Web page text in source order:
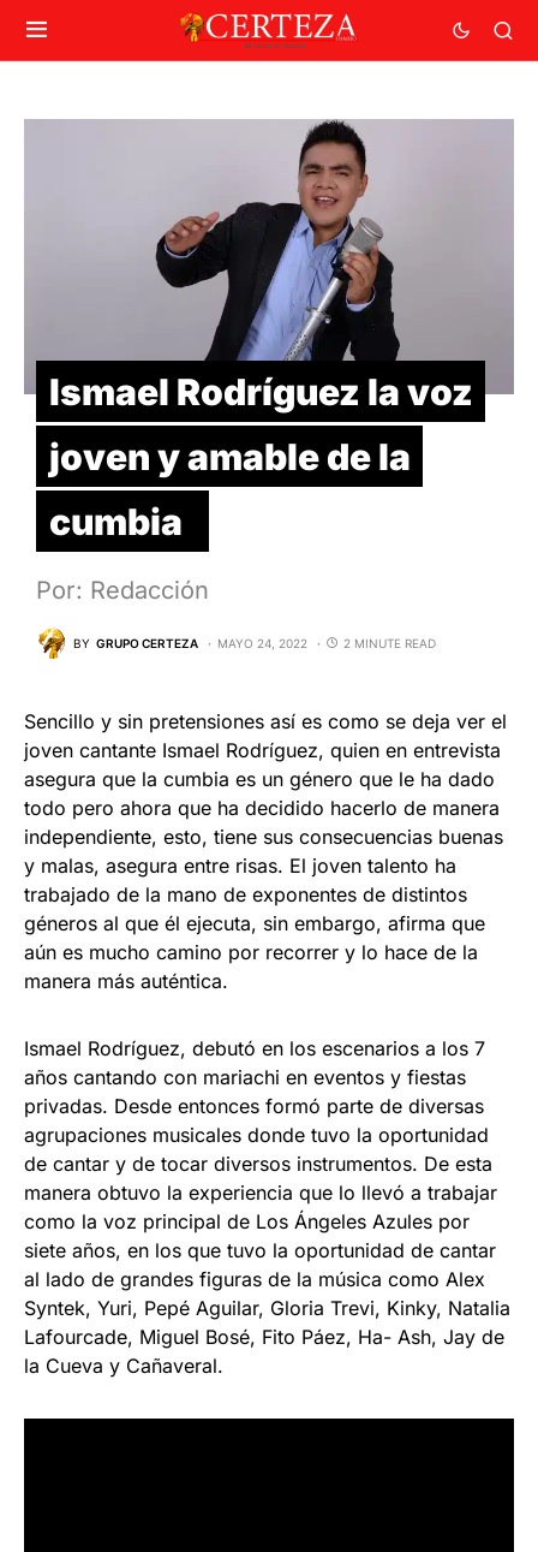
Ismael Rodríguez la voz
joven y amable de la
cumbia
Por: Redacción
BY GRUPO CERTEZA MAYO 24, 2022 2 MINUTE READ
Sencillo y sin pretensiones así es como se deja ver el
joven cantante Ismael Rodríguez, quien en entrevista
asegura que la cumbia es un género que le ha dado
todo pero ahora que ha decidido hacerlo de manera
independiente, esto, tiene sus consecuencias buenas
y malas, asegura entre risas. El joven talento ha
trabajado de la mano de exponentes de distintos
géneros al que él ejecuta, sin embargo, afirma que
aún es mucho camino por recorrer y lo hace de la
manera más auténtica.
Ismael Rodríguez, debutó en los escenarios a los 7
años cantando con mariachi en eventos y fiestas
privadas. Desde entonces formó parte de diversas
agrupaciones musicales donde tuvo la oportunidad
de cantar y de tocar diversos instrumentos. De esta
manera obtuvo la experiencia que lo llevó a trabajar
como la voz principal de Los Ángeles Azules por
siete años, en los que tuvo la oportunidad de cantar
al lado de grandes figuras de la música como Alex
Syntek, Yuri, Pepé Aguilar, Gloria Trevi, Kinky, Natalia
Lafourcade, Miguel Bosé, Fito Páez, Ha- Ash, Jay de
la Cueva y Cañaveral.